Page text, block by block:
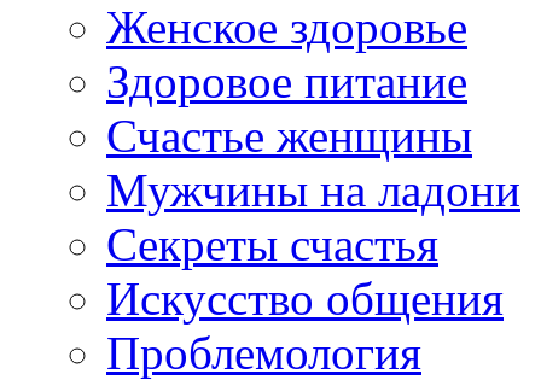
Женское здоровье
Здоровое питание
Счастье женщины
Мужчины на ладони
Секреты счастья
Искусство общения
Проблемология